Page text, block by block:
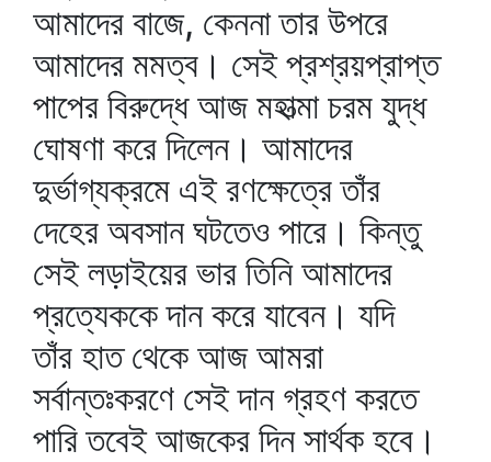
আমাদের বাজে, কেননা তার উপরে
আমাদের মমত্ব। সেই প্রশ্রয়প্রাপ্ত
পাপের বিরুদ্ধে আজ মহাত্মা চরম যুদ্ধ
ঘোষণা করে দিলেন। আমাদের
দুর্ভাগ্যক্রমে এই রণক্ষেত্রে তাঁর
দেহের অবসান ঘটতেও পারে। কিন্তু
সেই লড়াইয়ের ভার তিনি আমাদের
প্রত্যেককে দান করে যাবেন। যদি
তাঁর হাত থেকে আজ আমরা
সর্বান্তঃকরণে সেই দান গ্রহণ করতে
পারি তবেই আজকের দিন সার্থক হবে।